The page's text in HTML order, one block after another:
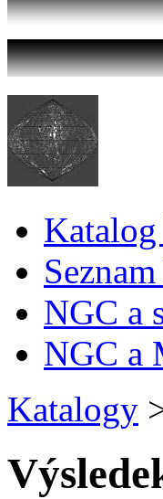
NGC a
NGC a
Katalogy